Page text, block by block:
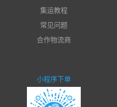
集运教程
常见问题
合作物流商
小程序下单